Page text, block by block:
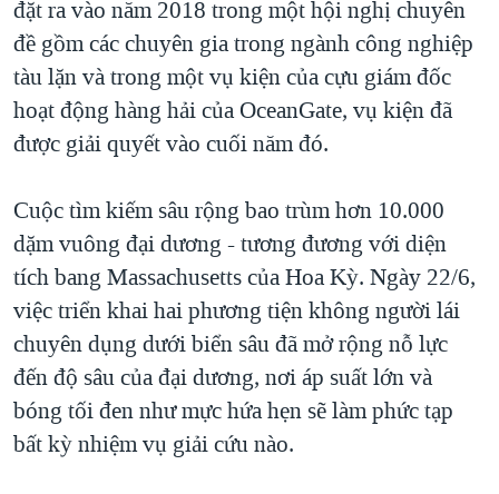
đặt ra vào năm 2018 trong một hội nghị chuyên
đề gồm các chuyên gia trong ngành công nghiệp
tàu lặn và trong một vụ kiện của cựu giám đốc
hoạt động hàng hải của OceanGate, vụ kiện đã
được giải quyết vào cuối năm đó.
Cuộc tìm kiếm sâu rộng bao trùm hơn 10.000
dặm vuông đại dương - tương đương với diện
tích bang Massachusetts của Hoa Kỳ. Ngày 22/6,
việc triển khai hai phương tiện không người lái
chuyên dụng dưới biển sâu đã mở rộng nỗ lực
đến độ sâu của đại dương, nơi áp suất lớn và
bóng tối đen như mực hứa hẹn sẽ làm phức tạp
bất kỳ nhiệm vụ giải cứu nào.